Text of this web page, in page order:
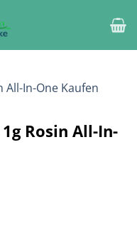
Rosin All-In-